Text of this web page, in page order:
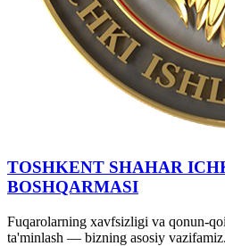
TOSHKENT SHAHAR
BOSHQARMASI
Fuqarolarning xavfsizligi va qonun-
ta'minlash — bizning asosiy vazifamiz.